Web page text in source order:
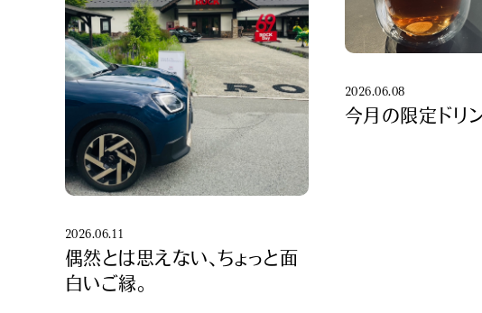
2026.06.11
偶然とは思えない、ちょっと面
白いご縁。
2026.06.08
今月の限定ドリ